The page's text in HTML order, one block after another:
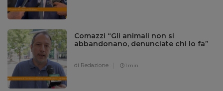
Comazzi “Gli animali non si
abbandonano, denunciate chi lo fa”
di Redazione 1 min